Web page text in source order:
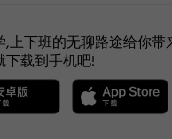
,上下班的无聊路途给你带
下载到手机吧!